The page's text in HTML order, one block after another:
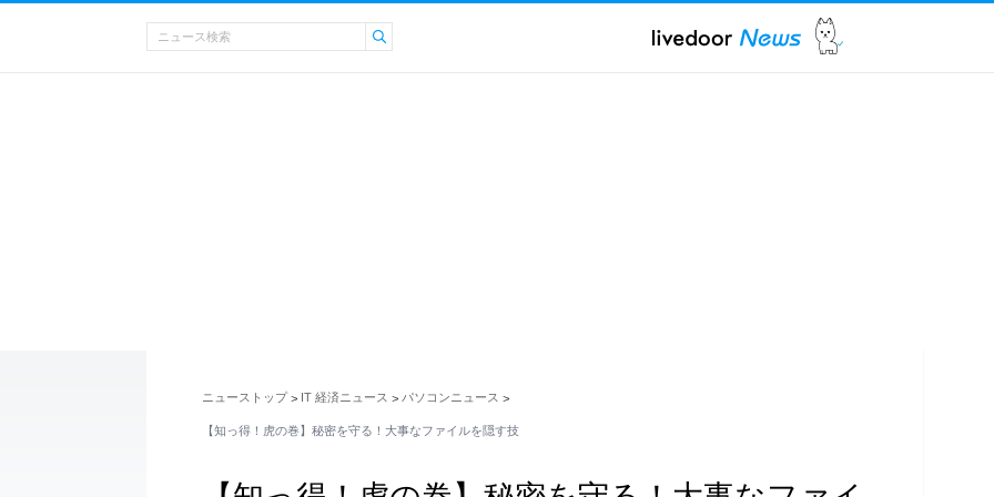
ニューストップ > IT 経済ニュース > パソコンニュース >
【知っ得！虎の巻】秘密を守る！大事なファイルを隠す技